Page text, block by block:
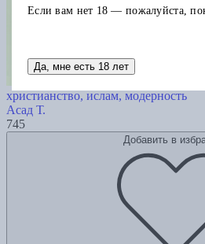
христианство, ислам, модерность
Асад Т.
745
Добавить в
Если вам нет 18 — пожалуйста,
Да, мне есть 18 лет